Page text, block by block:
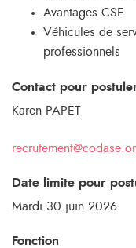
Avantages CSE
Véhicules de
professionnels
Contact pour
Karen PAPET
Date limite pour
Mardi 30 juin 2026
Fonction